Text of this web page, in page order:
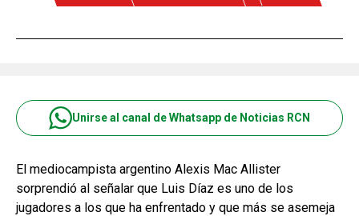
Unirse al canal de Whatsapp de Noticias RCN
El mediocampista argentino Alexis Mac Allister
sorprendió al señalar que Luis Díaz es uno de los
jugadores a los que ha enfrentado y que más se asemeja